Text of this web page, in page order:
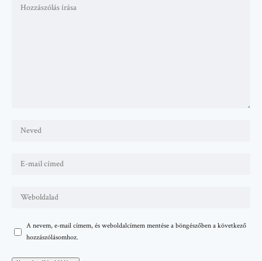
A nevem, e-mail címem, és weboldalcímem mentése a böngészőben a következő
hozzászólásomhoz.